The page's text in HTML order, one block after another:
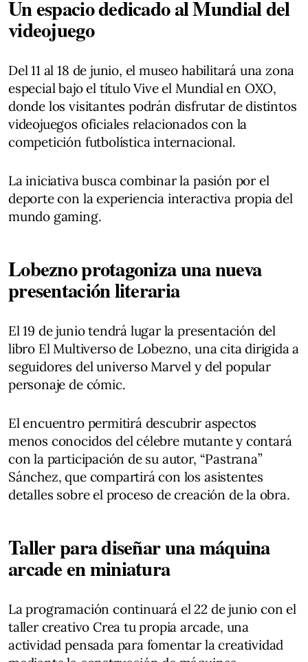
Un espacio dedicado al Mundial del
videojuego
Del 11 al 18 de junio, el museo habilitará una zona
especial bajo el título Vive el Mundial en OXO,
donde los visitantes podrán disfrutar de distintos
videojuegos oficiales relacionados con la
competición futbolística internacional.
La iniciativa busca combinar la pasión por el
deporte con la experiencia interactiva propia del
mundo gaming.
Lobezno protagoniza una nueva
presentación literaria
El 19 de junio tendrá lugar la presentación del
libro El Multiverso de Lobezno, una cita dirigida a
seguidores del universo Marvel y del popular
personaje de cómic.
El encuentro permitirá descubrir aspectos
menos conocidos del célebre mutante y contará
con la participación de su autor, “Pastrana”
Sánchez, que compartirá con los asistentes
detalles sobre el proceso de creación de la obra.
Taller para diseñar una máquina
arcade en miniatura
La programación continuará el 22 de junio con el
taller creativo Crea tu propia arcade, una
actividad pensada para fomentar la creatividad